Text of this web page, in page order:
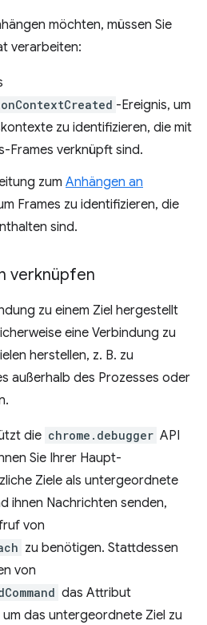
möchten, müssen Sie
verarbeiten:
-Ereignis, um
zu identifizieren, die mit
Frames verknüpft sind.
zum Anhängen an
Frames zu identifizieren, die
sind.
verknüpfen
zu einem Ziel hergestellt
eine Verbindung zu
herstellen, z. B. zu
außerhalb des Prozesses oder
die chrome.debugger API
Sie Ihrer Haupt-
Ziele als untergeordnete
ihnen Nachrichten senden,
von
zu benötigen. Stattdessen
von
das Attribut
das untergeordnete Ziel zu